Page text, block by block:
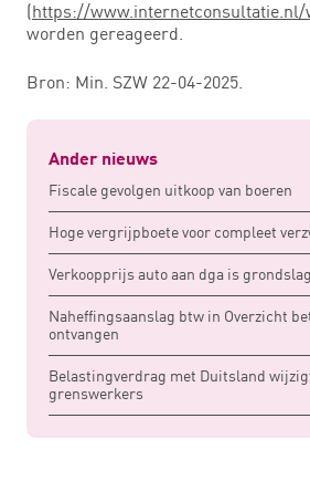
(https://
worden gereageerd.
Bron: Min. SZW 22-04-2025.
Ander nieuws
Fiscale gevolgen uitkoop van boeren
Hoge vergrijpboete voor compleet
Verkoopprijs auto aan dga is
Naheffingsaanslag btw in Overzicht
ontvangen
Belastingverdrag met Duitsland
grenswerkers